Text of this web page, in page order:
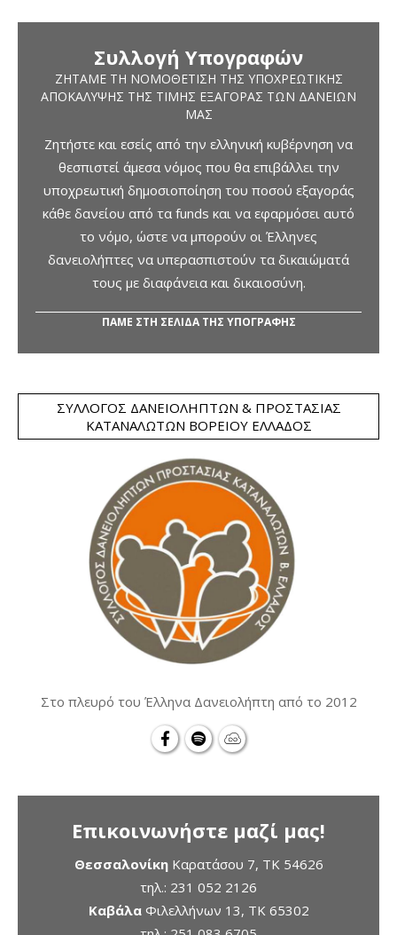
Συλλογή Υπογραφών
ΖΗΤΆΜΕ ΤΗ ΝΟΜΟΘΈΤΙΣΗ ΤΗΣ ΥΠΟΧΡΕΩΤΙΚΉΣ
ΑΠΟΚΆΛΥΨΗΣ ΤΗΣ ΤΙΜΉΣ ΕΞΑΓΟΡΆΣ ΤΩΝ ΔΑΝΕΊΩΝ
ΜΑΣ
Ζητήστε και εσείς από την ελληνική κυβέρνηση να
θεσπιστεί άμεσα νόμος που θα επιβάλλει την
υποχρεωτική δημοσιοποίηση του ποσού εξαγοράς
κάθε δανείου από τα funds και να εφαρμόσει αυτό
το νόμο, ώστε να μπορούν οι Έλληνες
δανειολήπτες να υπερασπιστούν τα δικαιώματά
τους με διαφάνεια και δικαιοσύνη.
ΠΑΜΕ ΣΤΗ ΣΕΛΙΔΑ ΤΗΣ ΥΠΟΓΡΑΦΗΣ
ΣΎΛΛΟΓΟΣ ΔΑΝΕΙΟΛΗΠΤΏΝ & ΠΡΟΣΤΑΣΊΑΣ
ΚΑΤΑΝΑΛΩΤΏΝ ΒΟΡΕΊΟΥ ΕΛΛΆΔΟΣ
Στο πλευρό του Έλληνα Δανειολήπτη από το 2012
Επικοινωνήστε μαζί μας!
ΘεσσαλονίκηΚαρατάσου 7, TK 54626
τηλ.: 231 052 2126
ΚαβάλαΦιλελλήνων 13, ΤΚ 65302